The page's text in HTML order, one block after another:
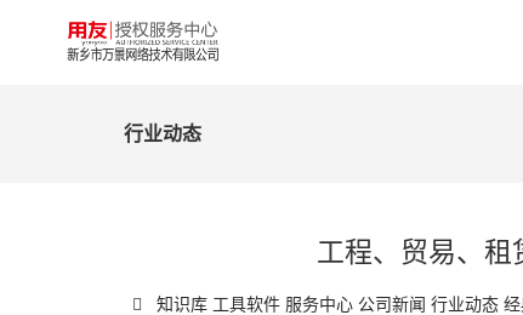
行业动态
工程、贸易、租
知识库 工具软件 服务中心 公司新闻 行业动态 经